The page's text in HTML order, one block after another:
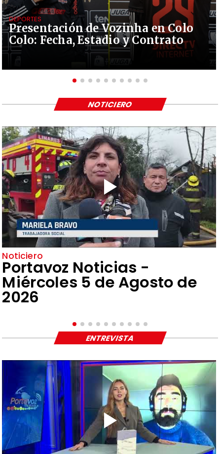
Presentación de Vozinha en Colo
Colo: Fecha, Estadio y Contrato
DEPORTES
Noticiero
Portavoz Noticias -
Miércoles 5 de Agosto de
2026
NOTICIERO
ENTREVISTA